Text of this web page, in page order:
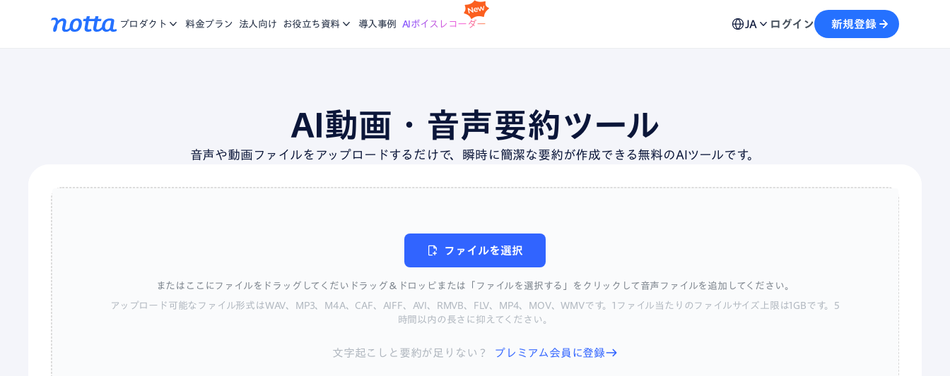
プロダクト
お問合せ iOS/Androidで使える文字起こしアプリ
商談の記録、分析、CRM同期などをエージェントにお任せ
思考する時間を、あなたに。会議・データの整理分析はAIにお任せ
会議の予約から文字起こしの流れがスムーズに
会話が自動記録し、議事録の作成をサポート
料金プラン 法人向け お役立ち資料
をご紹介。
Nottaの基本的な使い方について学ぶ。企業に向けた研修
コースも提供
利用方法、不具合の解決策など各種お問い合わせ窓口を
導入事例 AIボイスレコーダー JA ログイン 新規登録
AI動画・音声要約ツール
音声や動画ファイルをアップロードするだけで、瞬時に簡潔な要約が作成できる無料のAIツールです。
ファイルを選択
またはここにファイルをドラッグしてくだいドラッグ＆ドロッピまたは「ファイルを選択する」をクリックして音声ファイルを追加してください。
アップロード可能なファイル形式はWAV、MP3、M4A、CAF、AIFF、AVI、RMVB、FLV、MP4、MOV、WMVです。1ファイル当たりのファイルサイズ上限は1GBです。5
時間以内の長さに抑えてください。
文字起こしと要約が足りない？ プレミアム会員に登録